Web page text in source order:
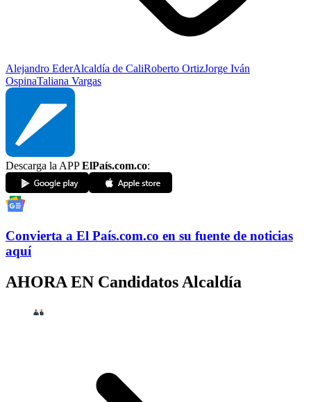
Alejandro EderAlcaldía de CaliRoberto OrtizJorge Iván
OspinaTaliana Vargas
Descarga la APPElPaís.com.co:
Convierta a El País.com.co en su fuente de noticias
aquí
AHORA EN Candidatos Alcaldía